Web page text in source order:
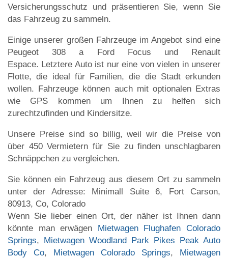
Versicherungsschutz und präsentieren Sie, wenn Sie
das Fahrzeug zu sammeln.
Einige unserer großen Fahrzeuge im Angebot sind eine
Peugeot 308 a Ford Focus und Renault
Espace. Letztere Auto ist nur eine von vielen in unserer
Flotte, die ideal für Familien, die die Stadt erkunden
wollen. Fahrzeuge können auch mit optionalen Extras
wie GPS kommen um Ihnen zu helfen sich
zurechtzufinden und Kindersitze.
Unsere Preise sind so billig, weil wir die Preise von
über 450 Vermietern für Sie zu finden unschlagbaren
Schnäppchen zu vergleichen.
Sie können ein Fahrzeug aus diesem Ort zu sammeln
unter der Adresse: Minimall Suite 6, Fort Carson,
80913, Co, Colorado
Wenn Sie lieber einen Ort, der näher ist Ihnen dann
könnte man erwägen Mietwagen Flughafen Colorado
Springs, Mietwagen Woodland Park Pikes Peak Auto
Body Co, Mietwagen Colorado Springs, Mietwagen